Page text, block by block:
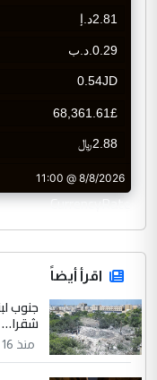
CurrencyRate
اقرأ أيضاً
جنوب
شقرا…
منذ 16 ساعة